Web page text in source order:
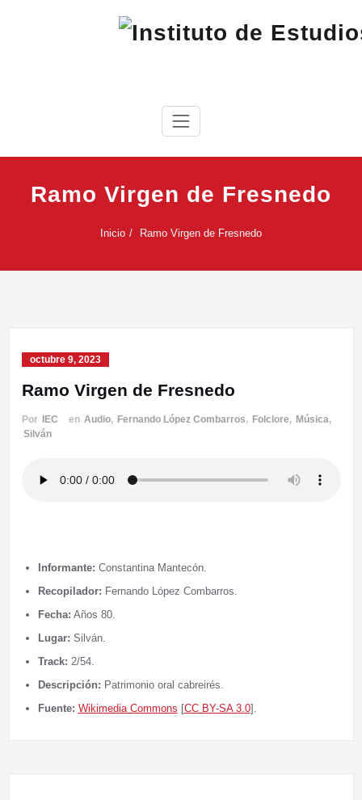
Instituto de Estudios Cabreireses
Ramo Virgen de Fresnedo
Inicio Ramo Virgen de Fresnedo
octubre 9, 2023
Ramo Virgen de Fresnedo
Por IEC en Audio, Fernando López Combarros, Folclore, Música,
Silván
Informante: Constantina Mantecón.
Recopilador: Fernando López Combarros.
Fecha: Años 80.
Lugar: Silván.
Track: 2/54.
Descripción: Patrimonio oral cabreirés.
Fuente: Wikimedia Commons [CC BY-SA 3.0].